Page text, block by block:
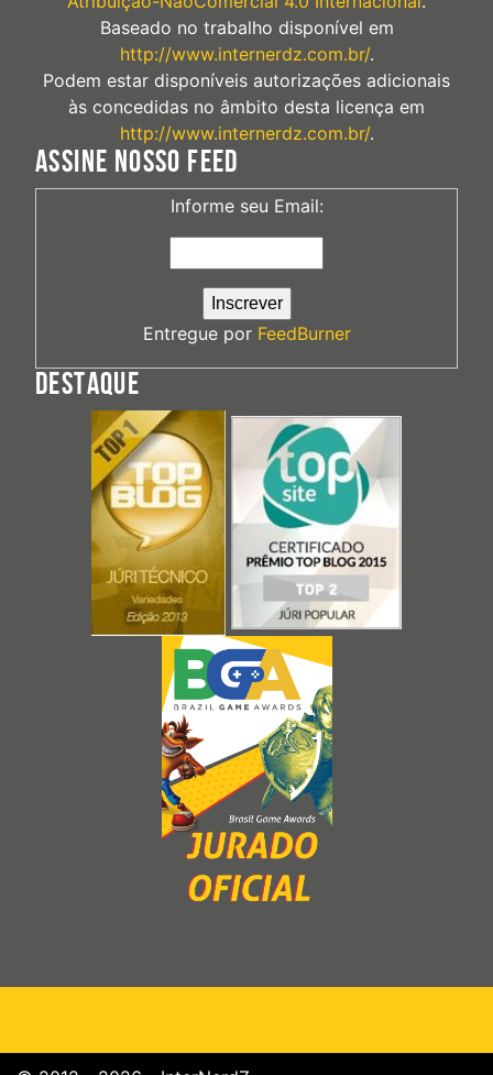
Baseado no trabalho disponível em
http://www.internerdz.com.br/.
Podem estar disponíveis autorizações adicionais
às concedidas no âmbito desta licença em
http://www.internerdz.com.br/.
ASSINE NOSSO FEED
Informe seu Email:
Entregue por FeedBurner
DESTAQUE